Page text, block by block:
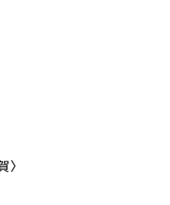
〉